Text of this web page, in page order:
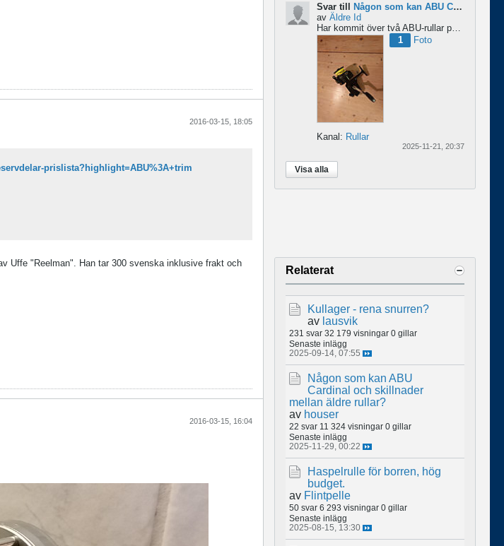
2016-03-15, 18:05
prislista?highlight=ABU%3A+trim
Uffe "Reelman". Han tar 300 svenska inklusive frakt och
2016-03-15, 16:04
Svar till Någon som kan ABU Cardinal och skillnader mellan äldre rullar?
av Äldre Id
1
Foto
Kanal: Rullar
2025-11-21, 20:37
Visa alla
Relaterat
Kullager - rena snurren?
av lausvik
231 svar 32 179 visningar 0 gillar
Senaste inlägg
2025-09-14, 07:55
Någon som kan ABU
Cardinal och skillnader
mellan äldre rullar?
av houser
22 svar 11 324 visningar 0 gillar
Senaste inlägg
2025-11-29, 00:22
Haspelrulle för borren, hög
budget.
av Flintpelle
50 svar 6 293 visningar 0 gillar
Senaste inlägg
2025-08-15, 13:30